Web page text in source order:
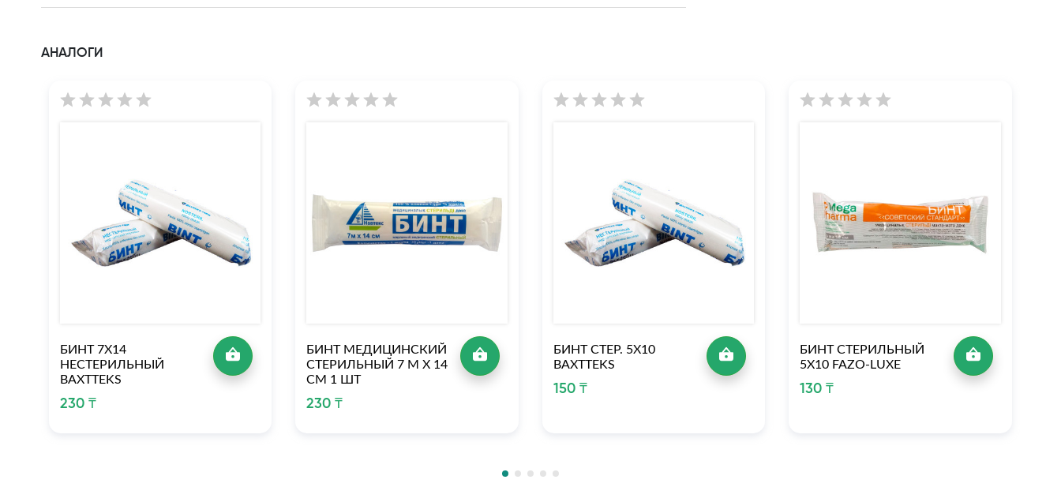
АНАЛОГИ
БИНТ 7Х14
НЕСТЕРИЛЬНЫЙ
ВАХTTEKS
230 ₸
БИНТ МЕДИЦИНСКИЙ
СТЕРИЛЬНЫЙ 7 М Х 14
СМ 1 ШТ
230 ₸
БИНТ СТЕР. 5Х10
BAXTTEKS
150 ₸
БИНТ СТЕРИЛЬНЫЙ
5Х10 FAZO-LUXE
130 ₸